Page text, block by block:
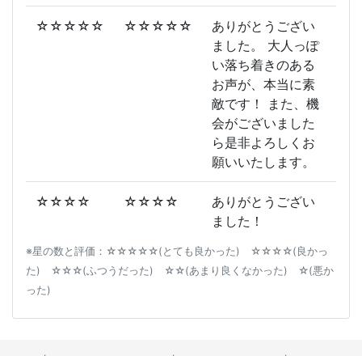
☆☆☆☆☆ ☆☆☆☆☆
ありがとうござい
ました。 大人っぽ
い落ち着きのある
お声が、本当に素
敵です！ また、機
会がございました
ら是非よろしくお
願いいたします。
☆☆☆☆ ☆☆☆☆
ありがとうござい
ました！
※星の数と評価：☆☆☆☆☆(とても良かった) ☆☆☆☆(良かっ
た) ☆☆☆(ふつうだった) ☆☆(あまり良くなかった) ☆(悪か
った)